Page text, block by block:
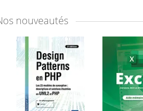
Word 2021 OFFERT -
nouveautés